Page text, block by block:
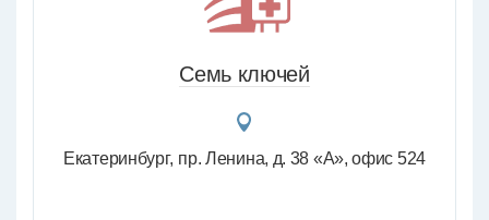
Семь ключей
Екатеринбург пр. Ленина, д. 38 «А», офис 524